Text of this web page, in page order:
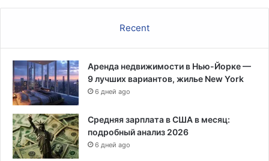
е
н
н
ы
м
и
о
г
Recent
Аренда недвижимости в Нью-Йорке —
9 лучших вариантов, жилье New York
6 дней ago
Средняя зарплата в США в месяц:
подробный анализ 2026
6 дней ago